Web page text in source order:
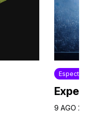
9 AGO